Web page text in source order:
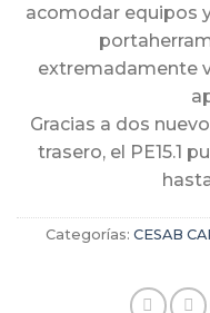
acomodar equipos
extremadamente
Gracias a dos
trasero, el PE15.1
Categorías: CESAB